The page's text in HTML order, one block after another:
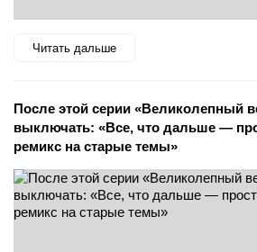
Читать дальше
После этой серии «Великолепный
выключать: «Все, что дальше —
ремикс на старые темы»